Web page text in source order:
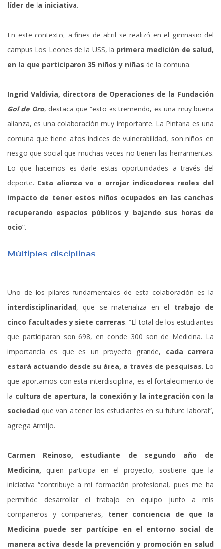
líder de la iniciativa.
En este contexto, a fines de abril se realizó en el gimnasio del
campus Los Leones de la USS, la primera medición de salud,
en la que participaron 35 niños y niñas de la comuna.
Ingrid Valdivia, directora de Operaciones de la Fundación
Gol de Oro, destaca que “esto es tremendo, es una muy buena
alianza, es una colaboración muy importante. La Pintana es una
comuna que tiene altos índices de vulnerabilidad, son niños en
riesgo que social que muchas veces no tienen las herramientas.
Lo que hacemos es darle estas oportunidades a través del
deporte. Esta alianza va a arrojar indicadores reales del
impacto de tener estos niños ocupados en las canchas
recuperando espacios públicos y bajando sus horas de
ocio”.
Múltiples disciplinas
Uno de los pilares fundamentales de esta colaboración es la
interdisciplinaridad, que se materializa en el trabajo de
cinco facultades y siete carreras. “El total de los estudiantes
que participaran son 698, en donde 300 son de Medicina. La
importancia es que es un proyecto grande, cada carrera
estará actuando desde su área, a través de pesquisas. Lo
que aportamos con esta interdisciplina, es el fortalecimiento de
la cultura de apertura, la conexión y la integración con la
sociedad que van a tener los estudiantes en su futuro laboral”,
agrega Armijo.
Carmen Reinoso, estudiante de segundo año de
Medicina, quien participa en el proyecto, sostiene que la
iniciativa “contribuye a mi formación profesional, pues me ha
permitido desarrollar el trabajo en equipo junto a mis
compañeros y compañeras, tener conciencia de que la
Medicina puede ser partícipe en el entorno social de
manera activa desde la prevención y promoción en salud